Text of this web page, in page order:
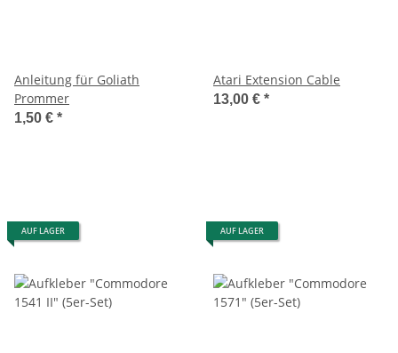
Anleitung für Goliath
Prommer
1,50 € *
Atari Extension Cable
13,00 € *
AUF LAGER AUF LAGER